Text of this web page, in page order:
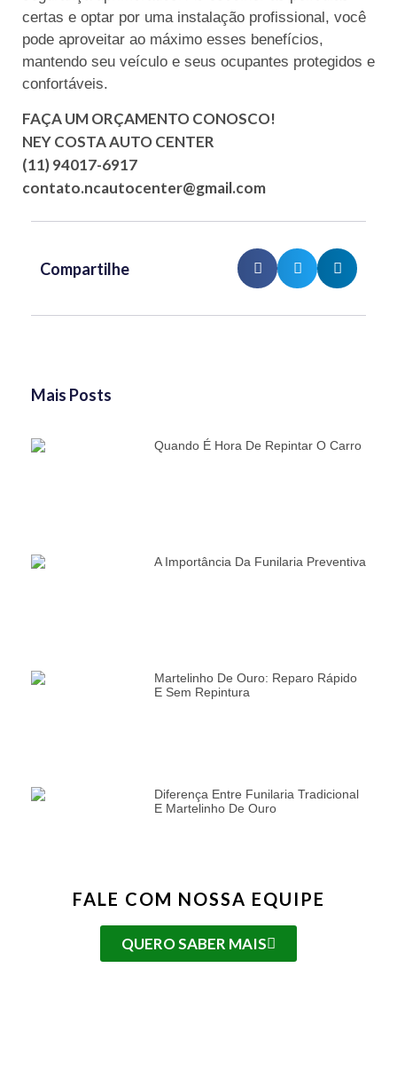
certas e optar por uma instalação profissional, você
pode aproveitar ao máximo esses benefícios,
mantendo seu veículo e seus ocupantes protegidos e
confortáveis.
FAÇA UM ORÇAMENTO CONOSCO!
NEY COSTA AUTO CENTER
(11) 94017-6917
contato.ncautocenter@gmail.com
Compartilhe
Mais Posts
Quando É Hora De Repintar O Carro
A Importância Da Funilaria Preventiva
Martelinho De Ouro: Reparo Rápido
E Sem Repintura
Diferença Entre Funilaria Tradicional
E Martelinho De Ouro
FALE COM NOSSA EQUIPE
QUERO SABER MAIS